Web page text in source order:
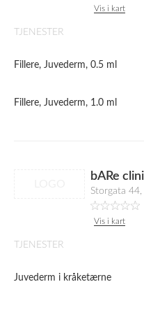
Vis i kart
TJENESTER
Fillere, Juvederm, 0.5 ml
Fillere, Juvederm, 1.0 ml
bARe
Storgata
Vis i kart
TJENESTER
Juvederm i kråketærne